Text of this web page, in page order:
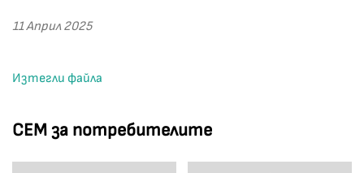
СЕМ за потребителите
11 Април 2025
Изтегли файла